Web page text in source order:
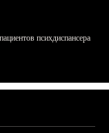
психдиспансера